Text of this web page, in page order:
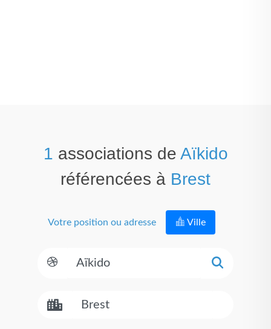
1 associations de Aïkido
référencées à Brest
Votre position ou adresse Ville